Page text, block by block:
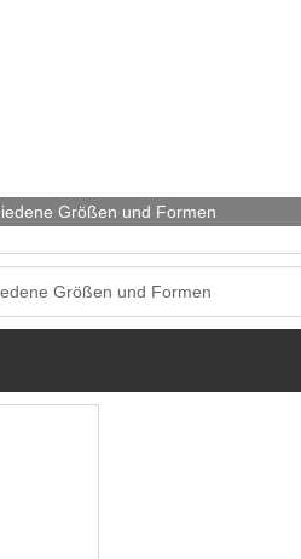
Größen und Formen
Größen und Formen